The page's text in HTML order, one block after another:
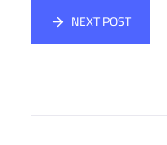
NEXT POST